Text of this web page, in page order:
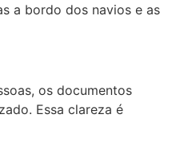
a bordo dos navios e as
os documentos
Essa clareza é